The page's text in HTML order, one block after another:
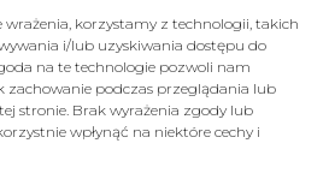
wrażenia, korzystamy z technologii, takich
i/lub uzyskiwania dostępu do
na te technologie pozwoli nam
zachowanie podczas przeglądania lub
stronie. Brak wyrażenia zgody lub
wpłynąć na niektóre cechy i